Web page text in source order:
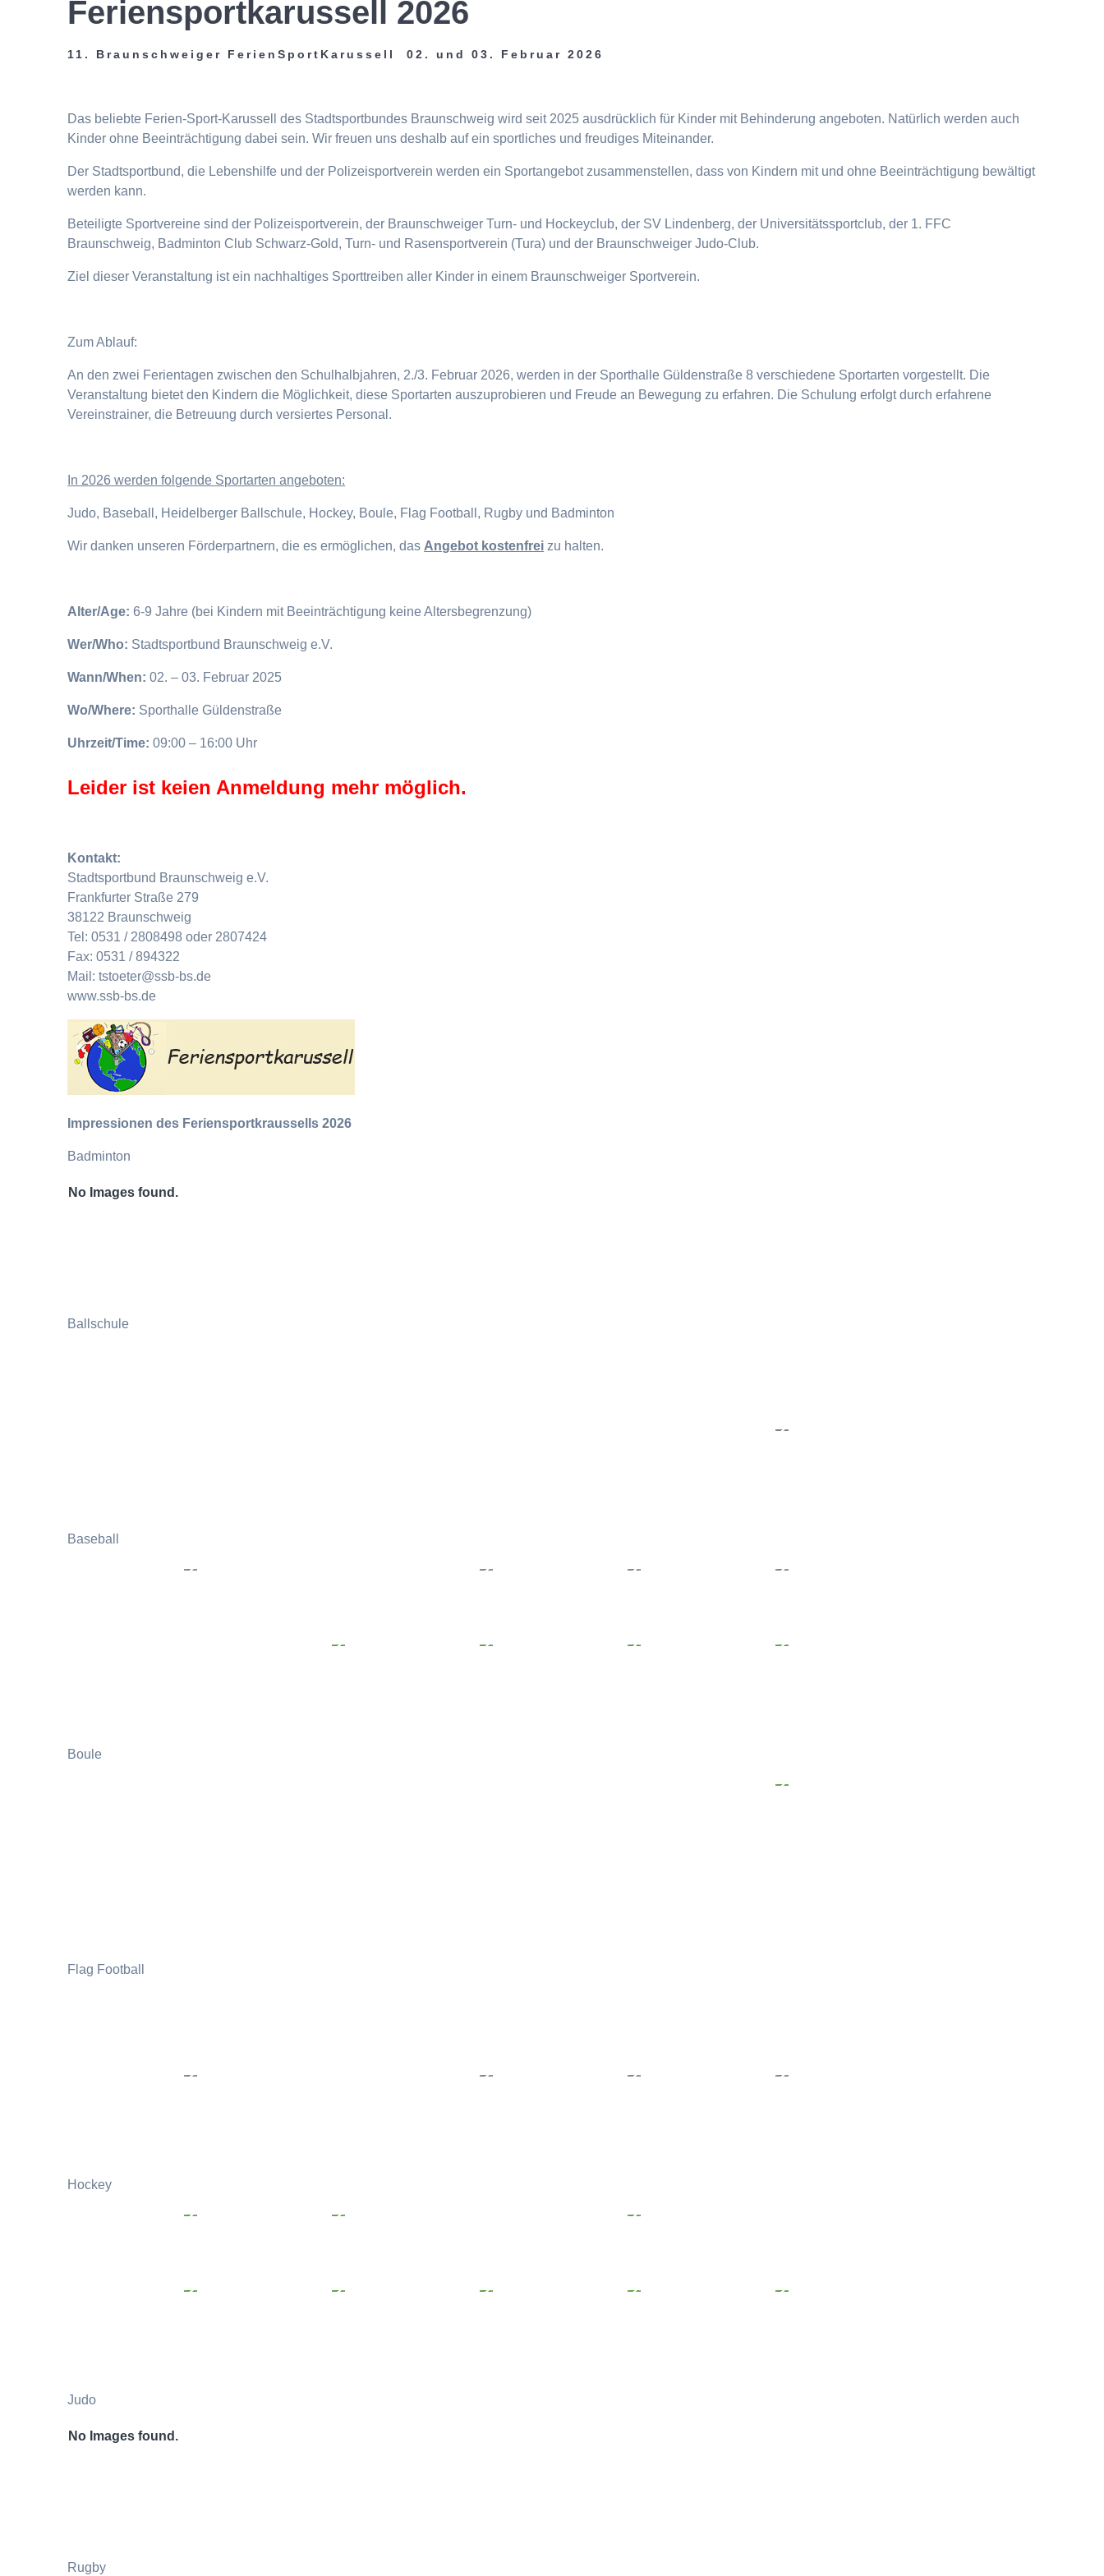
Feriensportkarussell 2026
11. Braunschweiger FerienSportKarussell 02. und 03. Februar 2026
Das beliebte Ferien-Sport-Karussell des Stadtsportbundes Braunschweig wird seit 2025 ausdrücklich für Kinder mit Behinderung angeboten. Natürlich werden auch
Kinder ohne Beeinträchtigung dabei sein. Wir freuen uns deshalb auf ein sportliches und freudiges Miteinander.
Der Stadtsportbund, die Lebenshilfe und der Polizeisportverein werden ein Sportangebot zusammenstellen, dass von Kindern mit und ohne Beeinträchtigung bewältigt
werden kann.
Beteiligte Sportvereine sind der Polizeisportverein, der Braunschweiger Turn- und Hockeyclub, der SV Lindenberg, der Universitätssportclub, der 1. FFC
Braunschweig, Badminton Club Schwarz-Gold, Turn- und Rasensportverein (Tura) und der Braunschweiger Judo-Club.
Ziel dieser Veranstaltung ist ein nachhaltiges Sporttreiben aller Kinder in einem Braunschweiger Sportverein.
Zum Ablauf:
An den zwei Ferientagen zwischen den Schulhalbjahren, 2./3. Februar 2026, werden in der Sporthalle Güldenstraße 8 verschiedene Sportarten vorgestellt. Die
Veranstaltung bietet den Kindern die Möglichkeit, diese Sportarten auszuprobieren und Freude an Bewegung zu erfahren. Die Schulung erfolgt durch erfahrene
Vereinstrainer, die Betreuung durch versiertes Personal.
n 2026 werden folgende Sportarten angeboten:
Judo, Baseball, Heidelberger Ballschule, Hockey, Boule, Flag Football, Rugby und Badminton
Wir danken unseren Förderpartnern, die es ermöglichen, das Angebot kostenfrei zu halten.
Alter/Age:6-9 Jahre (bei Kindern mit Beeinträchtigung keine Altersbegrenzung)
Wer/Who: Stadtsportbund Braunschweig e.V.
Wann/When:02. – 03. Februar 2025
Wo/Where: Sporthalle Güldenstraße
Uhrzeit/Time:09:00 – 16:00 Uhr
Leider ist keien Anmeldung mehr möglich.
Kontakt:
Stadtsportbund Braunschweig e.V.
Frankfurter Straße 279
38122 Braunschweig
Tel: 0531 / 2808498 oder 2807424
Fax: 0531 / 894322
Mail: tstoeter@ssb-bs.de
www.ssb-bs.de
Impressionen des Feriensportkraussells 2026
Badminton
No Images found.
Ballschule
Baseball
Boule
Flag Football
Hockey
Judo
No Images found.
Rugby